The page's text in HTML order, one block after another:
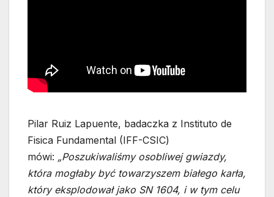
Pilar Ruiz Lapuente, badaczka z Instituto de
Fisica Fundamental (IFF-CSIC)
mówi: „Poszukiwaliśmy osobliwej gwiazdy,
która mogłaby być towarzyszem białego karła,
który eksplodował jako SN 1604, i w tym celu